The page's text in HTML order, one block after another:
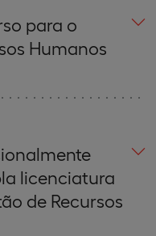
para o
Humanos
licenciatura
de Recursos